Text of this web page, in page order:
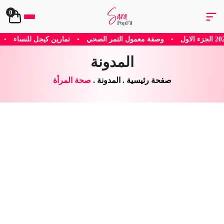
0
التمر الصحي تمارين كيجل للنساء • هل يساعد الكافيين في إنقاص
المدونة
صفحة رئيسية . المدونة . صحة المرأة